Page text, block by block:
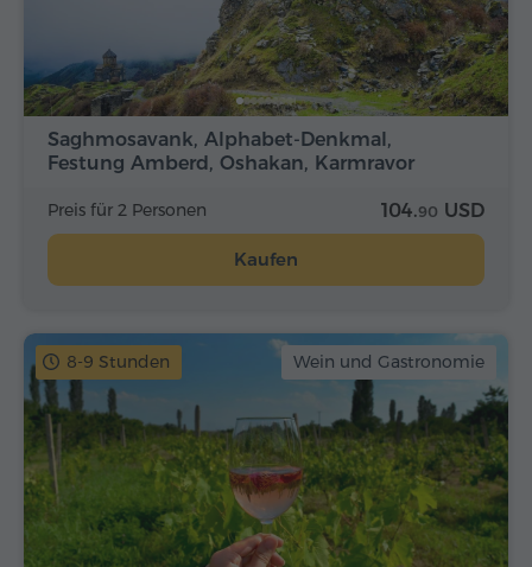
Saghmosavank, Alphabet-Denkmal,
Festung Amberd, Oshakan, Karmravor
Preis für 2 Personen 104.90 USD
Kaufen
8-9 Stunden Wein und Gastronomie